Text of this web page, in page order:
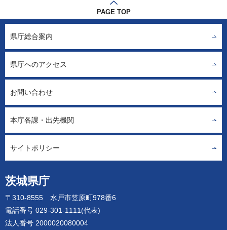
PAGE TOP
茨城県庁
〒310-8555 水戸市笠原町978番6
電話番号 029-301-1111(代表)
法人番号 2000020080004
県庁総合案内
県庁へのアクセス
お問い合わせ
本庁各課・出先機関
サイトポリシー